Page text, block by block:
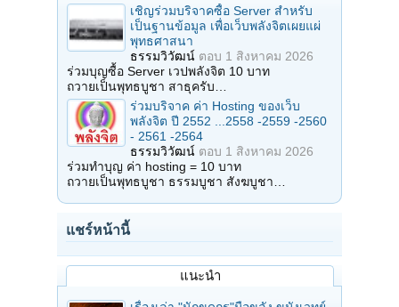
เชิญร่วมบริจาคซื้อ Server สำหรับ
เป็นฐานข้อมูล เพื่อเว็บพลังจิตเผยแผ่
พุทธศาสนา
ธรรมวิวัฒน์ ตอบ 1 สิงหาคม 2026
ร่วมบุญซื้อ Server เวปพลังจิต 10 บาท
ถวายเป็นพุทธบูชา สาธุครับ…
ร่วมบริจาค ค่า Hosting ของเว็บ
พลังจิต ปี 2552 ...2558 -2559 -2560
- 2561 -2564
ธรรมวิวัฒน์ ตอบ 1 สิงหาคม 2026
ร่วมทำบุญ ค่า hosting = 10 บาท
ถวายเป็นพุทธบูชา ธรรมบูชา สังฆบูชา…
แชร์หน้านี้
แนะนำ